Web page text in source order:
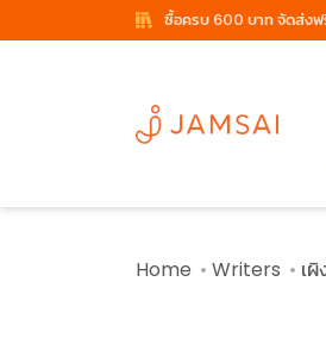
ซื้อครบ 600 บาท จัดส่งฟ
Home Writers เผิ